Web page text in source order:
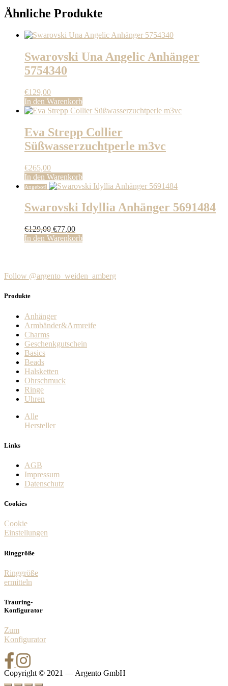
Ähnliche Produkte
Swarovski Una Angelic Anhänger
5754340
€129,00
In den Warenkorb
Eva Strepp Collier
Süßwasserzuchtperle m3vc
€265,00
In den Warenkorb
Angebot!
Swarovski Idyllia Anhänger 5691484
€129,00 Ursprünglicher
Preis
€77,00Aktueller
Preis
In den Warenkorb
Follow @argento_weiden_amberg
Produkte
Anhänger
Armbänder&Armreife
Charms
Geschenkgutschein
Basics
Beads
Halsketten
Ohrschmuck
Ringe
Uhren
Alle
Hersteller
Links
AGB
Impressum
Datenschutz
Cookies
Cookie
Einstellungen
Ringgröße
Ringgröße
ermitteln
Trauring-
Konfigurator
Zum
Konfigurator
Copyright © 2021 — Argento GmbH